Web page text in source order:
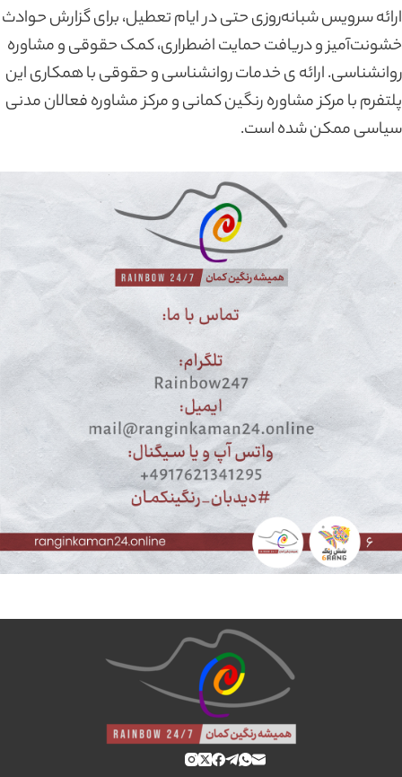
ارائه سرویس شبانه‌روزی حتی در ایام تعطیل، برای گزارش حوادث
خشونت‌آمیز و دریافت حمایت اضطراری، کمک حقوقی و مشاوره
روانشناسی. ارائه ی خدمات روانشناسی و حقوقی با همکاری این
پلتفرم با مرکز مشاوره رنگین کمانی و مرکز مشاوره فعالان مدنی
سیاسی ممکن شده است.